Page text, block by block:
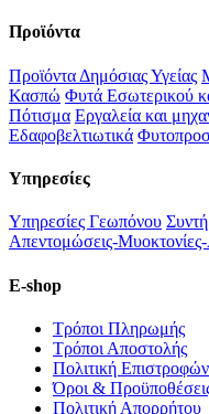
Προϊόντα
Προϊόντα Δημόσιας Υγείας
Κασπώ Φυτά Εσωτερικού
Πότισμα Εργαλεία και
Εδαφοβελτιωτικά
Υπηρεσίες
Υπηρεσίες Γεωπόνου
Απεντομώσεις-
E-shop
Τρόποι Πληρωμής
Τρόποι Αποστολής
Πολιτική Επιστροφών
Όροι &
Πολιτική Απορρήτου